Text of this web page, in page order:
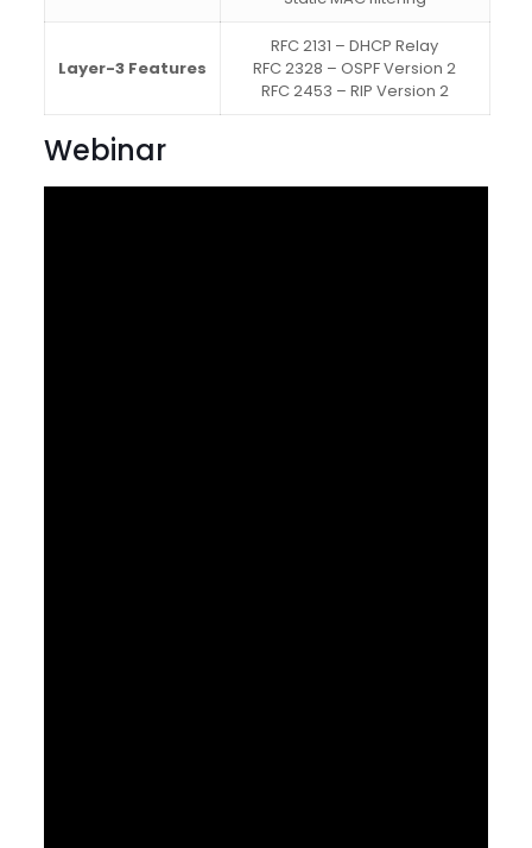
Layer-3 Features
RFC 2131 – DHCP Relay
RFC 2328 – OSPF Version 2
RFC 2453 – RIP Version 2
Webinar